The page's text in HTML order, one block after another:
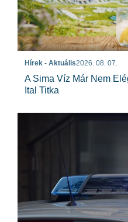
Hírek - Aktuális2026. 08. 07.
A Sima Víz Már Nem
Ital Titka